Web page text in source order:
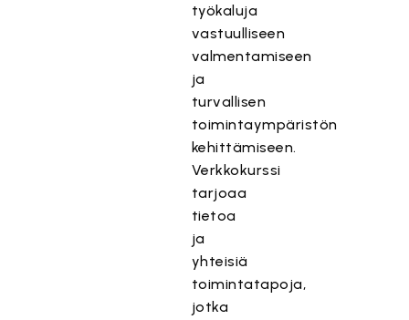
työkaluja
vastuulliseen
valmentamiseen
ja
turvallisen
toimintaympäristön
kehittämiseen.
Verkkokurssi
tarjoaa
tietoa
ja
yhteisiä
toimintatapoja,
jotka